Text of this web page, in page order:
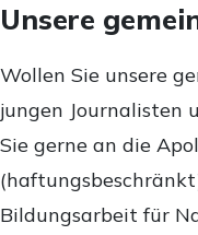
Unsere
Wollen Sie unsere
jungen Journalisten
Sie gerne an die
Bildungsarbeit für